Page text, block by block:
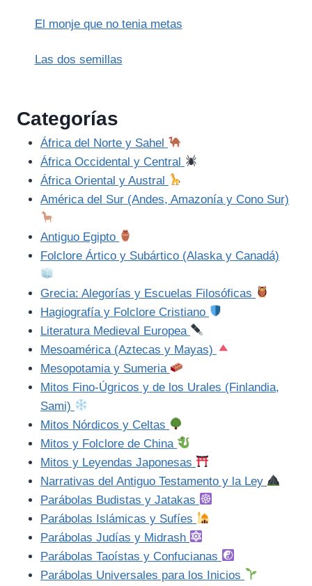
El monje que no tenia metas
Las dos semillas
Categorías
África del Norte y Sahel
África Occidental y Central
África Oriental y Austral
América del Sur (Andes, Amazonía y Cono Sur)
Antiguo Egipto
Folclore Ártico y Subártico (Alaska y Canadá)
Grecia: Alegorías y Escuelas Filosóficas
Hagiografía y Folclore Cristiano
Literatura Medieval Europea
Mesoamérica (Aztecas y Mayas)
Mesopotamia y Sumeria
Mitos Fino-Úgricos y de los Urales (Finlandia,
Sami)
Mitos Nórdicos y Celtas
Mitos y Folclore de China
Mitos y Leyendas Japonesas
Narrativas del Antiguo Testamento y la Ley
Parábolas Budistas y Jatakas
Parábolas Islámicas y Sufíes
Parábolas Judías y Midrash
Parábolas Taoístas y Confucianas
Parábolas Universales para los Inicios